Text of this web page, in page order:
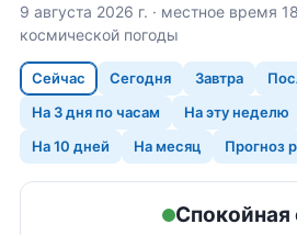
9 августа 2026 г. · местное время
космической погоды
Сейчас Сегодня Завтра
На 3 дня по часам
На эту неделю
На 10 дней
На месяц Прогноз
Спокойная